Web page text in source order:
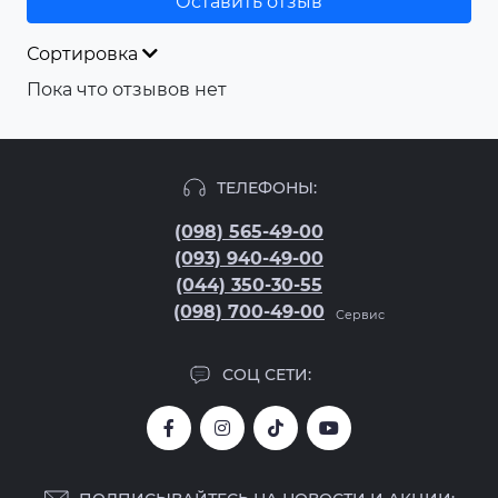
Сортировка
Пока что отзывов нет
ТЕЛЕФОНЫ:
(098) 565-49-00
(093) 940-49-00
(044) 350-30-55
(098) 700-49-00
Сервис
СОЦ СЕТИ: